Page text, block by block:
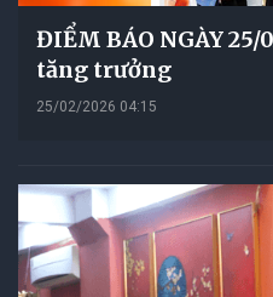
ĐIỂM BÁO NGÀY
tăng trưởng
25/02/2026 04:15